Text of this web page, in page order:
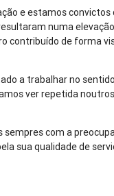
e estamos convictos
numa
contribuído de forma
a trabalhar no
ver repetida
com a
sua qualidade de